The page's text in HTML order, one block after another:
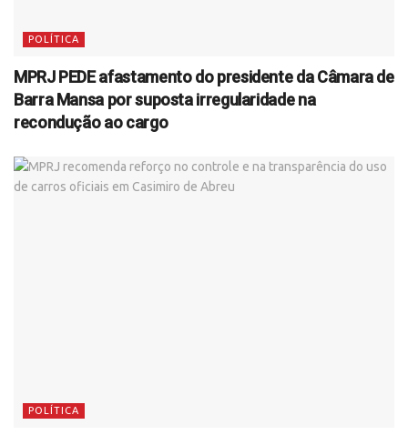
POLÍTICA
MPRJ PEDE afastamento do presidente da Câmara de
Barra Mansa por suposta irregularidade na
recondução ao cargo
POLÍTICA